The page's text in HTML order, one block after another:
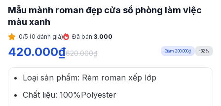
Mẫu mành roman đẹp cửa sổ phòng làm việc
màu xanh
0/5 (0 đánh giá) Đã bán:3.000
420.000₫620.000₫ Giảm 200.000₫ -32%
Loại sản phẩm: Rèm roman xếp lớp
Chất liệu: 100%Polyester